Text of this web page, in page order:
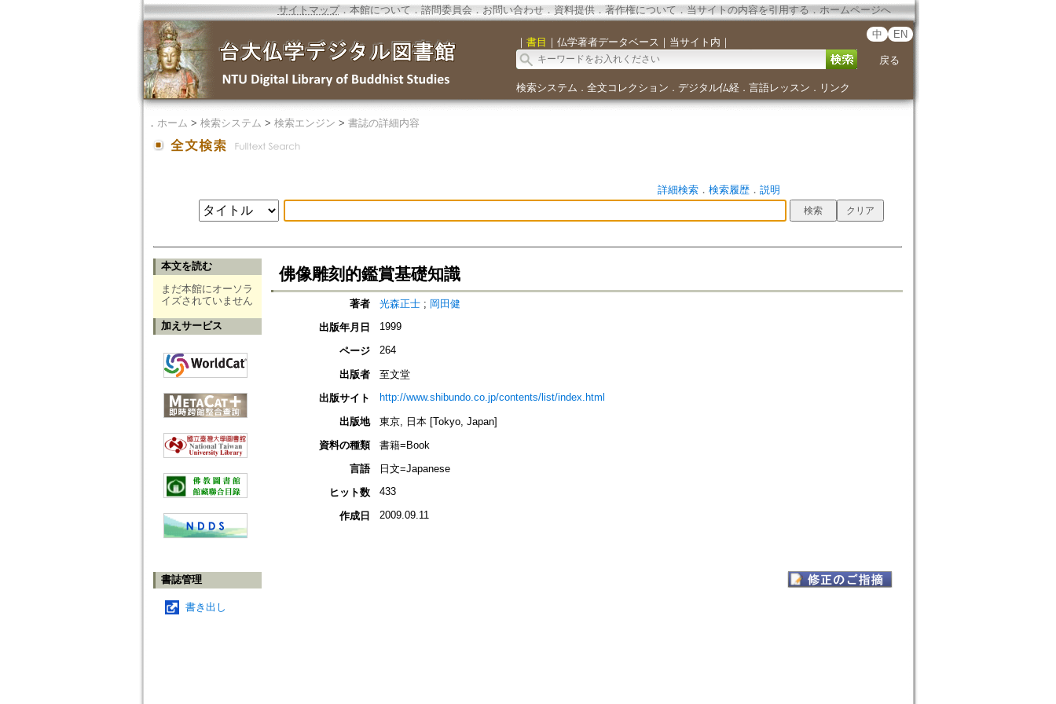
サイトマップ．本館について ． 諮問委員会． お問い合わせ． 資料提供． 著作権について．当サイトの内容を引用する ． ホームページへ
｜ 書目 ｜ 仏学著者データベース ｜ 当サイト内 ｜
中 EN
戻る
検索システム ． 全文コレクション ． デジタル仏経． 言語レッスン ． リンク
． ホーム > 検索システム > 検索エンジン > 書誌の詳細内容
詳細検索． 検索履歴． 説明
本文を読む
まだ本館にオーソラ
イズされていません
加えサービス
書誌管理
書き出し
佛像雕刻的鑑賞基礎知識
著者 光森正士; 岡田健
出版年月日
1999
ページ 264
出版者
至文堂
出版サイト
http://www.shibundo.co.jp/contents/list/index.html
出版地
東京, 日本 [Tokyo, Japan]
資料の種類
書籍=Book
言語
日文=Japanese
ヒット数
433
作成日 2009.09.11